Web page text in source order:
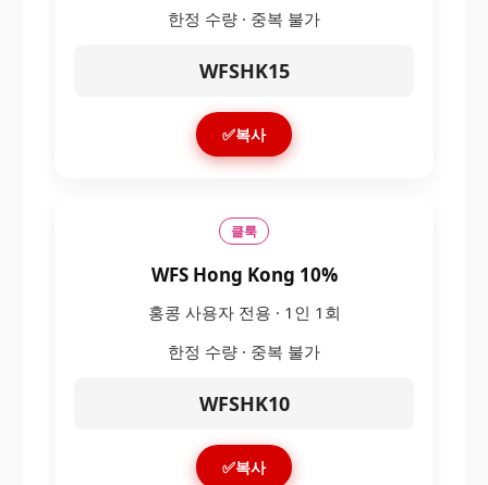
한정 수량 · 중복 불가
WFSHK15
✅복사
클룩
WFS Hong Kong 10%
홍콩 사용자 전용 · 1인 1회
한정 수량 · 중복 불가
WFSHK10
✅복사